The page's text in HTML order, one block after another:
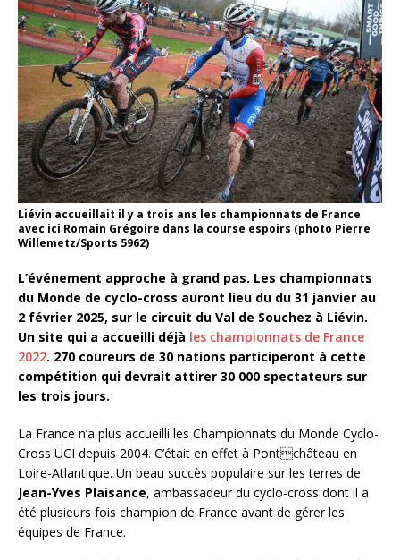
Liévin accueillait il y a trois ans les championnats de France
avec ici Romain Grégoire dans la course espoirs (photo Pierre
Willemetz/Sports 5962)
L’événement approche à grand pas. Les championnats
du Monde de cyclo-cross auront lieu du du 31 janvier au
2 février 2025, sur le circuit du Val de Souchez à Liévin.
Un site qui a accueilli déjà les championnats de France
2022. 270 coureurs de 30 nations participeront à cette
compétition qui devrait attirer 30 000 spectateurs sur
les trois jours.
La France n’a plus accueilli les Championnats du Monde Cyclo-
Cross UCI depuis 2004. C’était en effet à Pontchâteau en
Loire-Atlantique. Un beau succès populaire sur les terres de
Jean-Yves Plaisance, ambassadeur du cyclo-cross dont il a
été plusieurs fois champion de France avant de gérer les
équipes de France.